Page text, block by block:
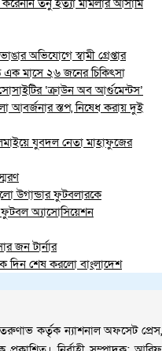
তনু হত্যা মামলার আসামি
অভিযোগে স্বামী গ্রেপ্তার
এক মাসে ২৬ জনের চিকিৎসা
‘ক্রাউন অব আর্গুমেন্টস’
আবর্জনার স্তপ, নিষেধ করায় দুই
যুবদল নেতা মাহাফুজের
উগান্ডার ফুটবলারকে
ফুটবল অ্যাসোসিয়েশন
জন টার্নার
দিন শেষ করলো বাংলাদেশ
কর্তৃক ন্যাশনাল অফসেট প্রেস,